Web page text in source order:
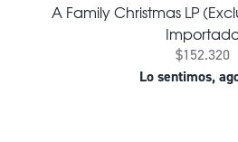
A Family Christmas LP
$152.320
Lo sentimos,